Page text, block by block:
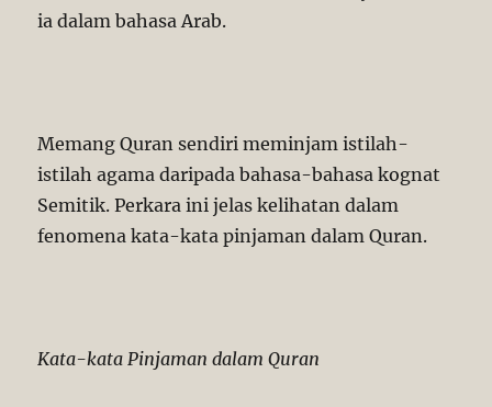
ia dalam bahasa Arab.
Memang Quran sendiri meminjam istilah-
istilah agama daripada bahasa-bahasa kognat
Semitik. Perkara ini jelas kelihatan dalam
fenomena kata-kata pinjaman dalam Quran.
Kata-kata Pinjaman dalam Quran